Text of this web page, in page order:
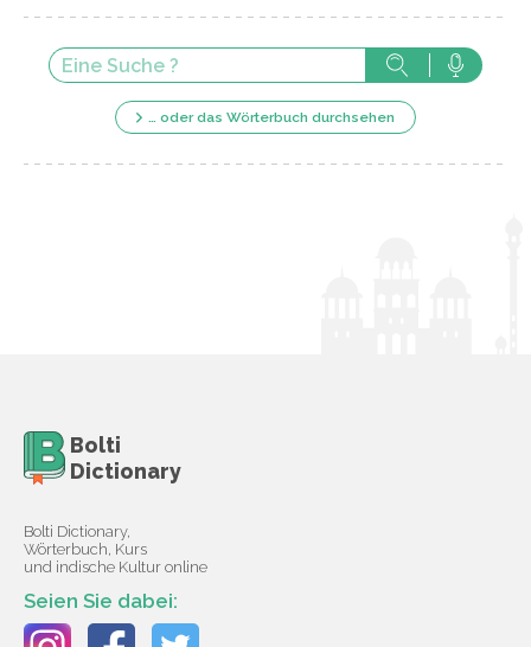
… oder das Wörterbuch durchsehen
Bolti
Dictionary
Bolti Dictionary,
Wörterbuch, Kurs
und indische Kultur online
Seien Sie dabei: